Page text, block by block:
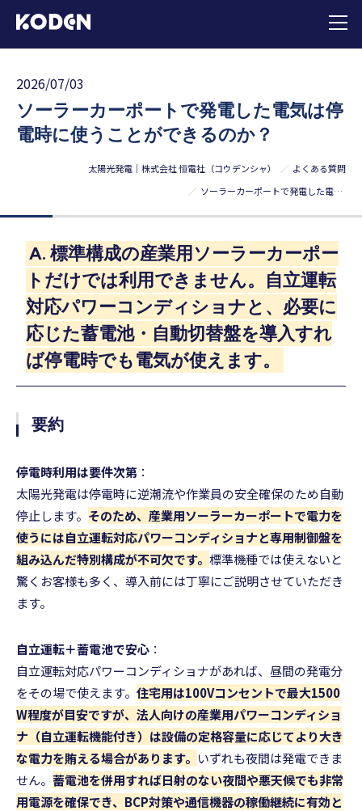
2026/07/03
ソーラーカーポートで発電した電気は停
電時に使うことができるのか？
太陽光発電｜株式会社 恒電社（コウデンシャ）
よくある質問
ソーラーカーポートで発電した電気は停電時に使うことができるのか？
A. 標準構成の産業用ソーラーカーポー
トだけでは利用できません。自立運転
対応パワーコンディショナと、必要に
応じた蓄電池・自動切替盤を導入すれ
ば停電時でも電気が使えます。
要約
停電時利用は要件次第 ：
太陽光発電は停電時に逆潮流や作業員の安全確保のため自動
停止します。 そのため、産業用ソーラーカーポートで電力を
使うには自立運転対応パワーコンディショナと専用制御盤を
組み込んだ特別構成が不可欠です。 標準機種では使えないと
驚くお客様も多く、導入前には丁寧にご説明させていただき
ます。
自立運転＋蓄電池で安心 ：
自立運転対応パワーコンディショナがあれば、昼間の発電分
をその場で使えます。 住宅用は100Vコンセントで最大1500
W程度が目安ですが、法人向けの産業用パワーコンディショ
ナ（自立運転機能付き）は設備の定格容量に応じてより大き
な電力を賄える場合があります。 いずれも夜間は発電できま
せん。 蓄電池を併用すれば日射のない夜間や悪天候でも非常
用電源を確保でき、BCP対策や通信機器の稼働継続に有効と